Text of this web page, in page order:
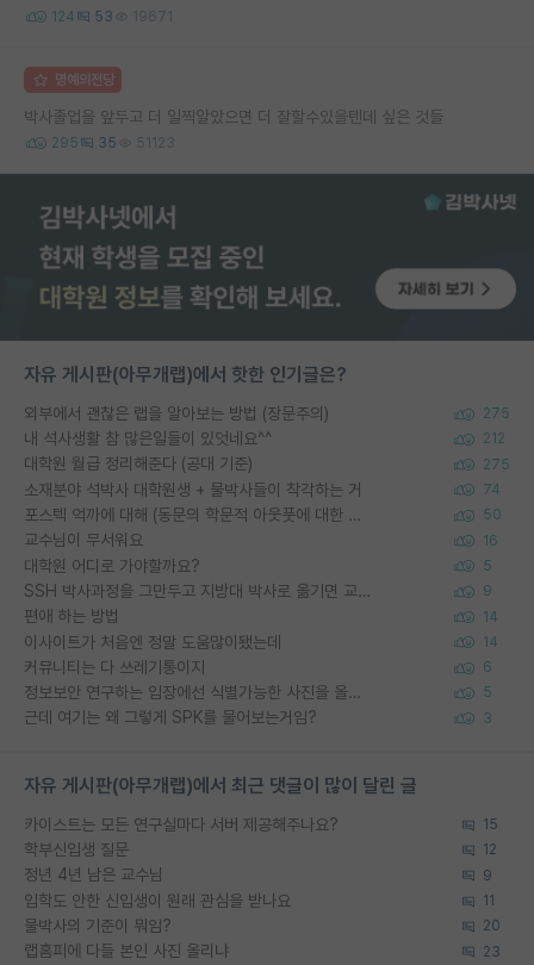
124 53 19671
명예의전당
박사졸업을 앞두고 더 일찍알았으면 더 잘할수있을텐데 싶은 것들
295 35 51123
자유 게시판(아무개랩)에서 핫한 인기글은?
외부에서 괜찮은 랩을 알아보는 방법 (장문주의) 275
내 석사생활 참 많은일들이 있엇네요^^ 212
대학원 월급 정리해준다 (공대 기준) 275
소재분야 석박사 대학원생 + 물박사들이 착각하는 거 74
포스텍 억까에 대해 (동문의 학문적 아웃풋에 대한 반박) 50
교수님이 무서워요 16
대학원 어디로 가야할까요? 5
SSH 박사과정을 그만두고 지방대 박사로 옮기면 교수의 꿈은 끝일까요? 9
편애 하는 방법 14
이사이트가 처음엔 정말 도움많이됐는데 14
커뮤니티는 다 쓰레기통이지 6
정보보안 연구하는 입장에선 식별가능한 사진을 올리는건 비추이긴함 5
근데 여기는 왜 그렇게 SPK를 물어보는거임? 3
자유 게시판(아무개랩)에서 최근 댓글이 많이 달린 글
카이스트는 모든 연구실마다 서버 제공해주나요? 15
학부신입생 질문 12
정년 4년 남은 교수님 9
입학도 안한 신입생이 원래 관심을 받나요 11
물박사의 기준이 뭐임? 20
랩홈피에 다들 본인 사진 올리냐 23